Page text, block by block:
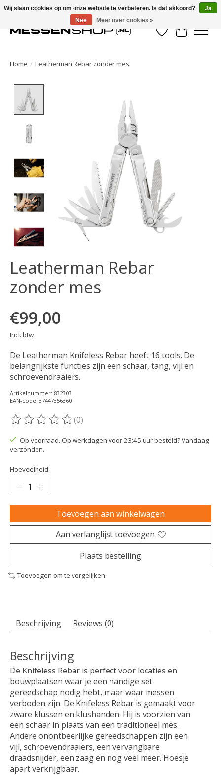
Verlanglijst
Home / Leatherman Rebar zonder mes
Leatherman Rebar
zonder mes
€99,00
Incl. btw
De Leatherman Knifeless Rebar heeft 16 tools. De
belangrijkste functies zijn een schaar, tang, vijl en
schroevendraaiers.
Artikelnummer: 832303
EAN-code: 37447356360
De beoordeling van dit product is
(0)
Op voorraad. Op werkdagen voor 23:45 uur besteld? Vandaag
verzonden.
Hoeveelheid:
Toevoegen aan winkelwagen
Aan verlanglijst toevoegen
Plaats bestelling
Toevoegen om te vergelijken
Beschrijving Reviews (0)
Beschrijving
De Knifeless Rebar is perfect voor locaties en
bouwplaatsen waar je een handige set
gereedschap nodig hebt, maar waar messen
verboden zijn. De Knifeless Rebar is gemaakt voor
zware klussen en klushanden. Hij is voorzien van
een schaar in plaats van een traditioneel mes.
Andere onontbeerlijke gereedschappen zijn een
vijl, schroevendraaiers, een vervangbare
draadsnijder, een zaag en nog veel meer. Hoesje
apart verkrijgbaar.
Wij slaan cookies op om onze website te verbeteren. Is dat akkoord?
Ja
Nee
Meer over cookies »